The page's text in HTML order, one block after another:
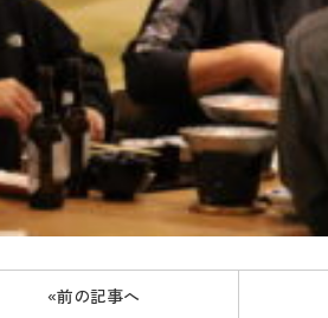
«前の記事へ